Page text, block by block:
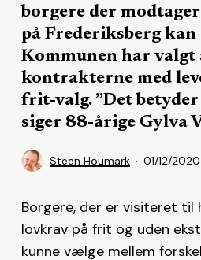
borgere der
på Frederiksberg kan
Kommunen har
kontrakterne med
frit-valg. ”Det betyder
siger 88-årige Gylva
Steen Houmark 01/12/2020
Borgere, der er visiteret til
lovkrav på frit og uden
kunne vælge mellem